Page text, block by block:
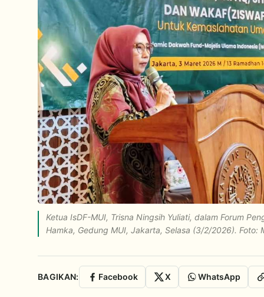
Ketua IsDF-MUI, Trisna Ningsih Yuliati, dalam Forum
Hamka, Gedung MUI, Jakarta, Selasa (3/2/2026). Foto:
BAGIKAN: Facebook X WhatsApp